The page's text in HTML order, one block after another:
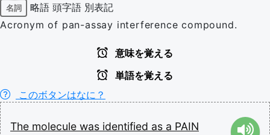
名詞 略語 頭字語 別表記
Acronym of pan-assay interference compound.
意味を覚える
単語を覚える
このボタンはなに？
The molecule was identified as a PAIN